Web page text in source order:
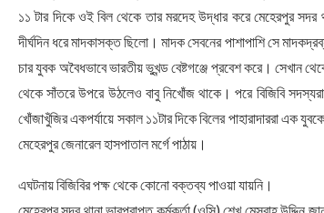
১১ টার দিকে ওই বিল থেকে তার মরদেহ উদ্ধার করে মেহেরপুর
দীর্ঘদিন ধরে মাদকাসক্ত ছিলো। মাদক সেবনের পাশাপাশি সে
চার যুবক অবৈধভাবে ভারতীয় ভুখন্ড বেষ্টগঞ্জে প্রবেশ করে। সেখান
থেকে সাঁতরে উপরে উঠলেও বাবু নিখোঁজ থাকে। পরে বিজিবি
খোঁজাখুঁজির একপর্যায়ে সকাল ১১টার দিকে বিলের পাহারাদাররা এক
মেহেরপুর জেনারেল হাসপাতাল মর্গে পাঠায়।
এঘটনায় বিজিবির পক্ষ থেকে কোনো বক্তব্য পাওয়া যায়নি।